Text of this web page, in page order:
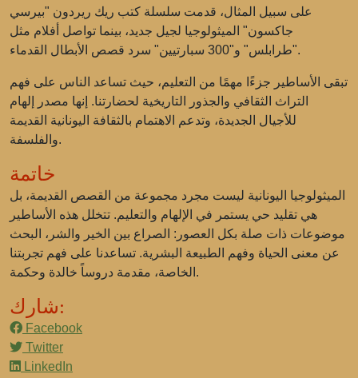
على سبيل المثال، قدمت سلسلة كتب ريك ريردون "بيرسي
جاكسون" الميثولوجيا لجيل جديد، بينما تواصل أفلام مثل
"طرابلس" و"300 سبارتيين" سرد قصص الأبطال القدماء.
تبقى الأساطير جزءًا مهمًا من التعليم، حيث تساعد الناس على فهم
التراث الثقافي والجذور التاريخية لحضارتنا. إنها مصدر إلهام
للأجيال الجديدة، وتدعم الاهتمام بالثقافة اليونانية القديمة
والفلسفة.
خاتمة
الميثولوجيا اليونانية ليست مجرد مجموعة من القصص القديمة، بل
هي تقليد حي يستمر في الإلهام والتعليم. تتخلل هذه الأساطير
موضوعات ذات صلة بكل العصور: الصراع بين الخير والشر، البحث
عن معنى الحياة وفهم الطبيعة البشرية. تساعدنا على فهم تجربتنا
الخاصة، مقدمة دروساً خالدة وحكمة.
شارك:
Facebook
Twitter
LinkedIn